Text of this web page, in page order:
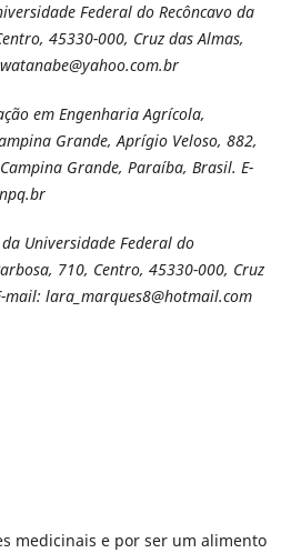
Federal do Recôncavo da
45330-000, Cruz das Almas,
em Engenharia Agrícola,
Grande, Aprígio Veloso, 882,
Grande, Paraíba, Brasil. E-
Universidade Federal do
710, Centro, 45330-000, Cruz
mail: lara_marques8@hotmail.com
medicinais e por ser um alimento